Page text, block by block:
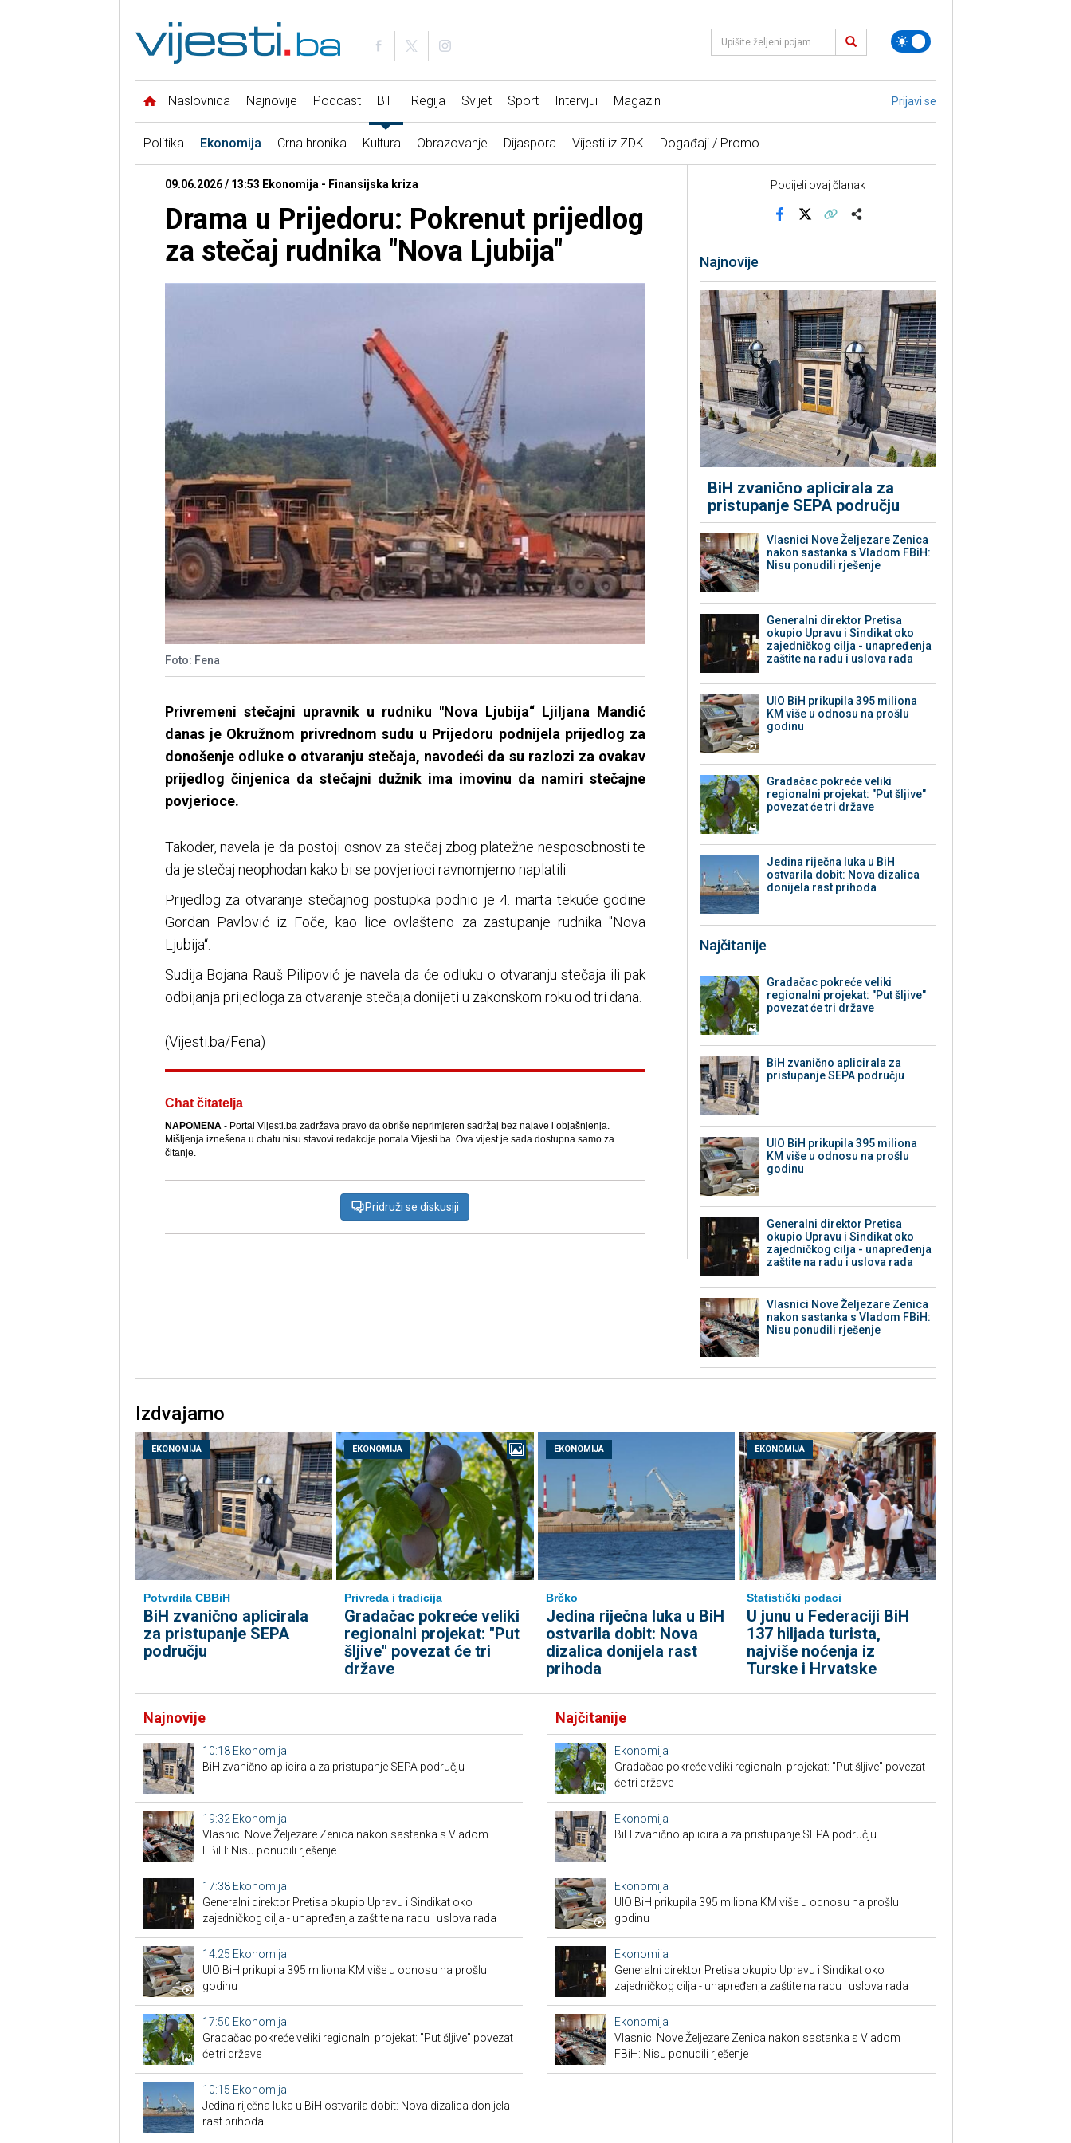
Naslovnica Najnovije Podcast BiH Regija Svijet Sport Intervjui Magazin Prijavi se
Politika Ekonomija Crna hronika Kultura Obrazovanje Dijaspora Vijesti iz ZDK Događaji / Promo
09.06.2026 / 13:53 Ekonomija - Finansijska kriza
Drama u Prijedoru: Pokrenut prijedlog
za stečaj rudnika "Nova Ljubija"
Foto: Fena
Privremeni stečajni upravnik u rudniku "Nova Ljubija“ Ljiljana Mandić
danas je Okružnom privrednom sudu u Prijedoru podnijela prijedlog za
donošenje odluke o otvaranju stečaja, navodeći da su razlozi za ovakav
prijedlog činjenica da stečajni dužnik ima imovinu da namiri stečajne
povjerioce.
Također, navela je da postoji osnov za stečaj zbog platežne nesposobnosti te
da je stečaj neophodan kako bi se povjerioci ravnomjerno naplatili.
Prijedlog za otvaranje stečajnog postupka podnio je 4. marta tekuće godine
Gordan Pavlović iz Foče, kao lice ovlašteno za zastupanje rudnika "Nova
Ljubija“.
Sudija Bojana Rauš Pilipović je navela da će odluku o otvaranju stečaja ili pak
odbijanja prijedloga za otvaranje stečaja donijeti u zakonskom roku od tri dana.
(Vijesti.ba/Fena)
Chat čitatelja
NAPOMENA- Portal Vijesti.ba zadržava pravo da obriše neprimjeren sadržaj bez najave i objašnjenja.
Mišljenja iznešena u chatu nisu stavovi redakcije portala Vijesti.ba. Ova vijest je sada dostupna samo za
čitanje.
Pridruži se diskusiji
Podijeli ovaj članak
Najnovije
BiH zvanično aplicirala za
pristupanje SEPA području
Vlasnici Nove Željezare Zenica
nakon sastanka s Vladom FBiH:
Nisu ponudili rješenje
Generalni direktor Pretisa
okupio Upravu i Sindikat oko
zajedničkog cilja - unapređenja
zaštite na radu i uslova rada
UIO BiH prikupila 395 miliona
KM više u odnosu na prošlu
godinu
Gradačac pokreće veliki
regionalni projekat: "Put šljive"
povezat će tri države
Jedina riječna luka u BiH
ostvarila dobit: Nova dizalica
donijela rast prihoda
Najčitanije
Gradačac pokreće veliki
regionalni projekat: "Put šljive"
povezat će tri države
BiH zvanično aplicirala za
pristupanje SEPA području
UIO BiH prikupila 395 miliona
KM više u odnosu na prošlu
godinu
Generalni direktor Pretisa
okupio Upravu i Sindikat oko
zajedničkog cilja - unapređenja
zaštite na radu i uslova rada
Vlasnici Nove Željezare Zenica
nakon sastanka s Vladom FBiH:
Nisu ponudili rješenje
Izdvajamo
EKONOMIJA
Potvrdila CBBiH
BiH zvanično aplicirala
za pristupanje SEPA
području
EKONOMIJA
Privreda i tradicija
Gradačac pokreće veliki
regionalni projekat: "Put
šljive" povezat će tri
države
EKONOMIJA
Brčko
Jedina riječna luka u BiH
ostvarila dobit: Nova
dizalica donijela rast
prihoda
EKONOMIJA
Statistički podaci
U junu u Federaciji BiH
137 hiljada turista,
najviše noćenja iz
Turske i Hrvatske
Najnovije
10:18 Ekonomija
BiH zvanično aplicirala za pristupanje SEPA području
19:32 Ekonomija
Vlasnici Nove Željezare Zenica nakon sastanka s Vladom
FBiH: Nisu ponudili rješenje
17:38 Ekonomija
Generalni direktor Pretisa okupio Upravu i Sindikat oko
zajedničkog cilja - unapređenja zaštite na radu i uslova rada
14:25 Ekonomija
UIO BiH prikupila 395 miliona KM više u odnosu na prošlu
godinu
17:50 Ekonomija
Gradačac pokreće veliki regionalni projekat: "Put šljive" povezat
će tri države
10:15 Ekonomija
Jedina riječna luka u BiH ostvarila dobit: Nova dizalica donijela
rast prihoda
Najčitanije
Ekonomija
Gradačac pokreće veliki regionalni projekat: "Put šljive" povezat
će tri države
Ekonomija
BiH zvanično aplicirala za pristupanje SEPA području
Ekonomija
UIO BiH prikupila 395 miliona KM više u odnosu na prošlu
godinu
Ekonomija
Generalni direktor Pretisa okupio Upravu i Sindikat oko
zajedničkog cilja - unapređenja zaštite na radu i uslova rada
Ekonomija
Vlasnici Nove Željezare Zenica nakon sastanka s Vladom
FBiH: Nisu ponudili rješenje